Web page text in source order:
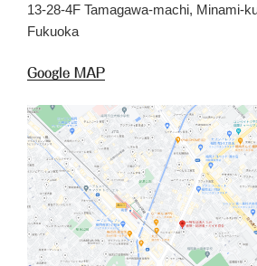
13-28-4F Tamagawa-machi, Minami-
Fukuoka
Google MAP